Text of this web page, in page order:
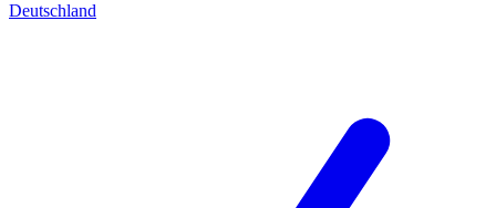
Deutschland